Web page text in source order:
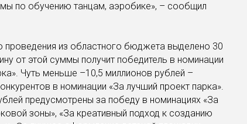
по обучению танцам, аэробике», – сообщил
проведения из областного бюджета выделено 30
от этой суммы получит победитель в номинации
Чуть меньше –10,5 миллионов рублей –
в номинации «За лучший проект парка».
предусмотрены за победу в номинациях «За
зоны», «За креативный подход к созданию